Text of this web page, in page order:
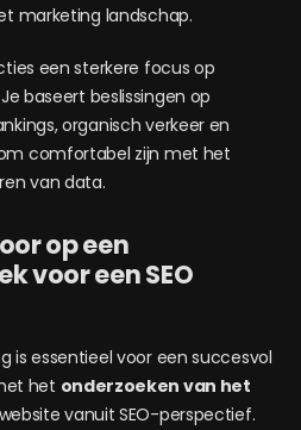
marketing landschap.
een sterkere focus op
baseert beslissingen op
organisch verkeer en
comfortabel zijn met het
van data.
op een
voor een SEO
is essentieel voor een succesvol
het onderzoeken van het
vanuit SEO-perspectief.